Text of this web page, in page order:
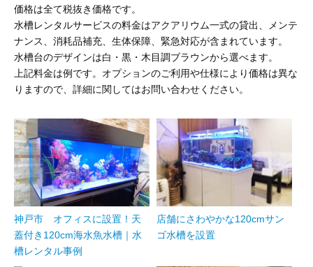
価格は全て税抜き価格です。
水槽レンタルサービスの料金はアクアリウム一式の貸出、メンテ
ナンス、消耗品補充、生体保障、緊急対応が含まれています。
水槽台のデザインは白・黒・木目調ブラウンから選べます。
上記料金は例です。オプションのご利用や仕様により価格は異な
りますので、詳細に関してはお問い合わせください。
神戸市 オフィスに設置！天
蓋付き120cm海水魚水槽｜水
槽レンタル事例
店舗にさわやかな120cmサン
ゴ水槽を設置